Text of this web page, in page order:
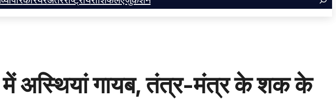
अस्थियां गायब, तंत्र-मंत्र के शक के